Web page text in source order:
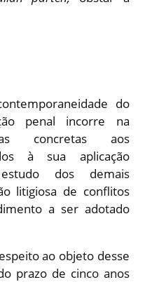
do
penal incorre na
concretas aos
à sua aplicação
dos demais
litigiosa de conflitos
a ser adotado
ao objeto desse
prazo de cinco anos